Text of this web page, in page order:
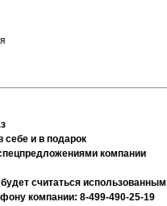
себе и в подарок
компании
считаться использованным
компании: 8-499-490-25-19